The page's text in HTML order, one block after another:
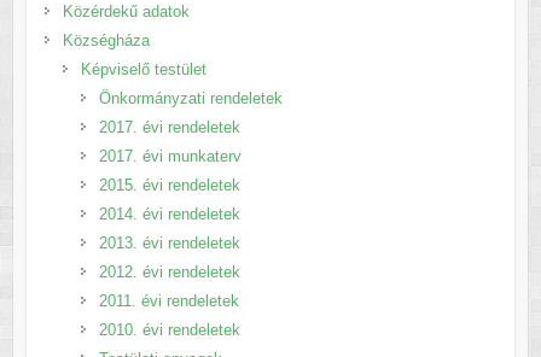
Közérdekű adatok
Községháza
Képviselő testület
Önkormányzati rendeletek
2017. évi rendeletek
2017. évi munkaterv
2015. évi rendeletek
2014. évi rendeletek
2013. évi rendeletek
2012. évi rendeletek
2011. évi rendeletek
2010. évi rendeletek